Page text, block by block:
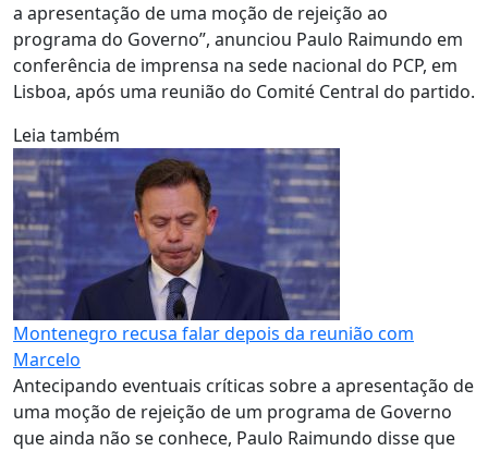
a apresentação de uma moção de rejeição ao
programa do Governo”, anunciou Paulo Raimundo em
conferência de imprensa na sede nacional do PCP, em
Lisboa, após uma reunião do Comité Central do partido.
Leia também
Montenegro recusa falar depois da reunião com
Marcelo
Antecipando eventuais críticas sobre a apresentação de
uma moção de rejeição de um programa de Governo
que ainda não se conhece, Paulo Raimundo disse que